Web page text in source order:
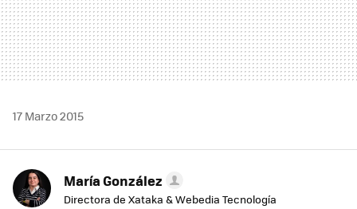
17 Marzo 2015
María González
Directora de Xataka & Webedia Tecnología